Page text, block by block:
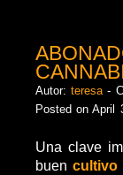
Autor:teresa-
Posted on April
Una clave
buen cultivo